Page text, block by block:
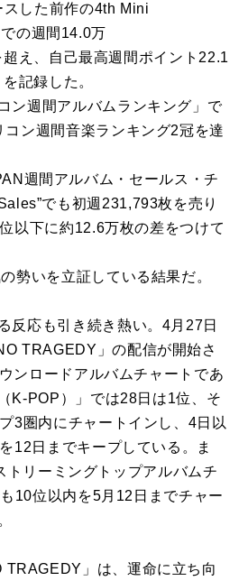
した前作の4th Mini
の週間14.0万
え、自己最高週間ポイント22.1
記録した。
ン週間アルバムランキング」で
コン週間音楽ランキング2冠を達
週間アルバム・セールス・チ
でも初週231,793枚を売り
以下に約12.6万枚の差をつけて
勢いを立証している結果だ。
反応も引き続き熱い。4月27日
TRAGEDY」の配信が開始さ
ンロードアルバムチャートであ
K-POP）」では28日は1位、そ
3圏内にチャートインし、4日以
12日までキープしている。ま
リーミングトップアルバムチ
10位以内を5月12日までチャー
」は、運命に立ち向